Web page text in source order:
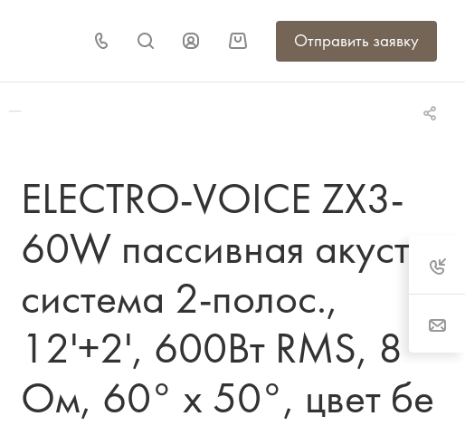
Отправить заявку
—
ELECTRO-VOICE ZX3-
60W пассивная акуст.
система 2-полос.,
12'+2', 600Вт RMS, 8
Ом, 60° x 50°, цвет бе